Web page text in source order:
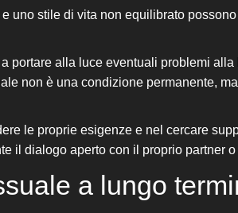
uno stile di vita non equilibrato
portare alla luce eventuali problemi alla
non è una condizione permanente,
le proprie esigenze e nel cercare
il dialogo aperto con il proprio partner
a lungo